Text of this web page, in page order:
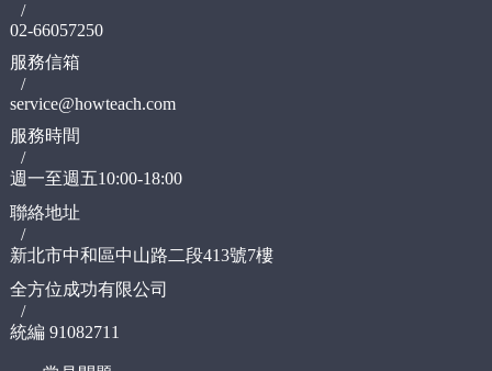
/
02-66057250
服務信箱
/
service@howteach.com
服務時間
/
週一至週五10:00-18:00
聯絡地址
/
新北市中和區中山路二段413號7樓
全方位成功有限公司
/
統編 91082711